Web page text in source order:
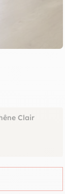
Clair